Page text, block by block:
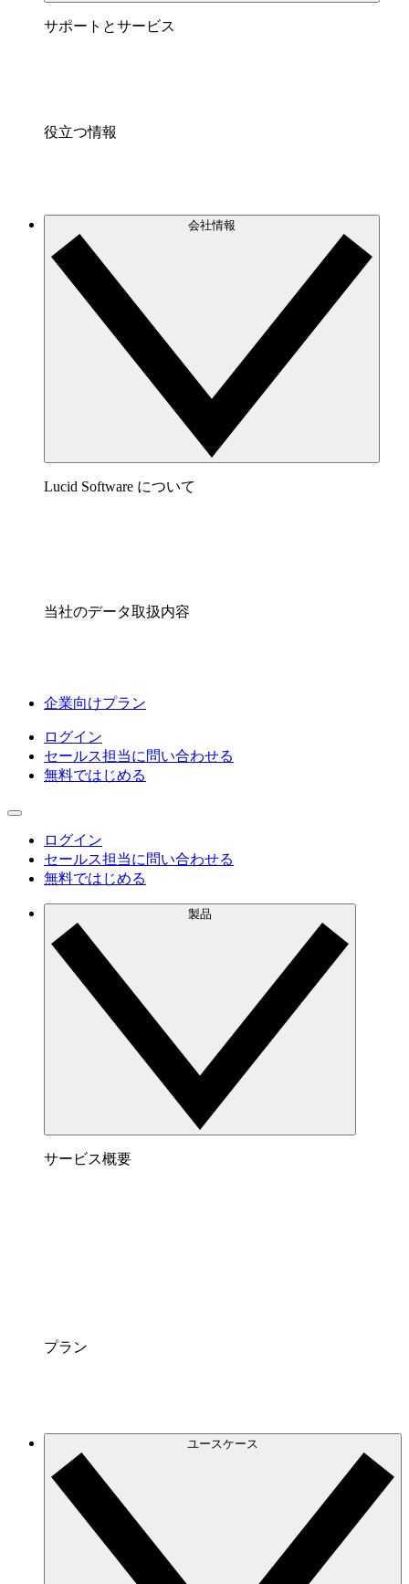
サポートとサービス
役立つ情報
会社情報
Lucid Software について
当社のデータ取扱内容
企業向けプラン
ログイン
セールス担当に問い合わせる
無料ではじめる
ログイン
セールス担当に問い合わせる
無料ではじめる
製品
サービス概要
プラン
ユースケース